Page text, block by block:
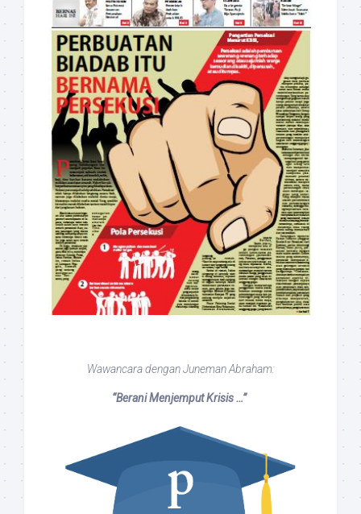
Wawancara dengan Juneman Abraham:
“Berani Menjemput Krisis …”